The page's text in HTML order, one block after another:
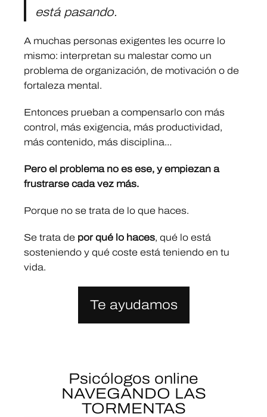
está pasando.
A muchas personas exigentes les ocurre lo
mismo: interpretan su malestar como un
problema de organización, de motivación o de
fortaleza mental.
Entonces prueban a compensarlo con más
control, más exigencia, más productividad,
más contenido, más disciplina…
Pero el problema no es ese, y empiezan a
frustrarse cada vez más.
Porque no se trata de lo que haces.
Se trata de por qué lo haces, qué lo está
sosteniendo y qué coste está teniendo en tu
vida.
Te ayudamos
Psicólogos online
NAVEGANDO LAS
TORMENTAS